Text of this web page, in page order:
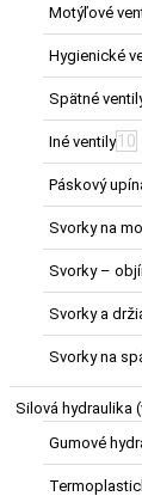
Motýľové
Hygienické
Spätné
Iné ventily 10
Páskový
Svorky na
Svorky –
Svorky a
Svorky na
Silová hydraulika
Gumové